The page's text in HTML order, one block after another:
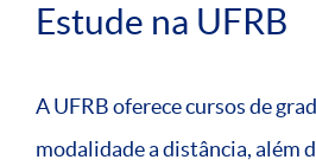
Estude na UFRB
A UFRB oferece cursos de
modalidade a distância, além